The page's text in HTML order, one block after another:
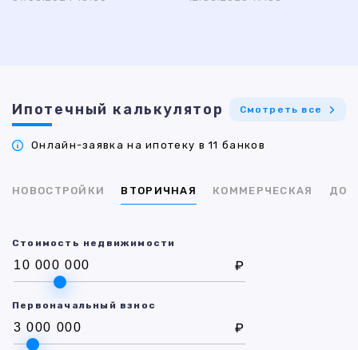
Ипотечный калькулятор Смотреть все
Онлайн-заявка на ипотеку в 11 банков
НОВОСТРОЙКИ ВТОРИЧНАЯ КОММЕРЧЕСКАЯ ДОМ
Стоимость недвижимости
₽
Первоначальный взнос
₽